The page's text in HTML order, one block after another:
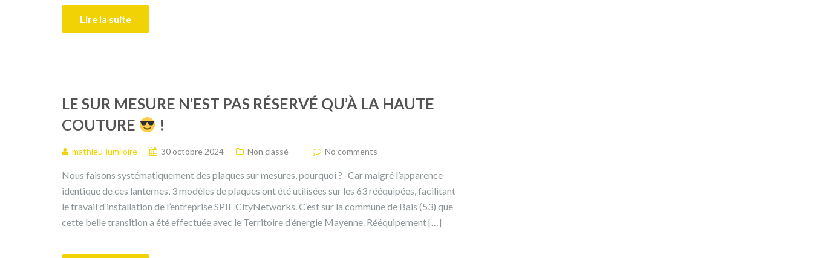
Lire la suite
LE SUR MESURE N’EST PAS RÉSERVÉ QU’À LA HAUTE
COUTURE
!
mathieu-lumiloire 30 octobre 2024 Non classé No comments
Nous faisons systématiquement des plaques sur mesures, pourquoi ? -Car malgré l’apparence
identique de ces lanternes, 3 modèles de plaques ont été utilisées sur les 63 rééquipées, facilitant
le travail d’installation de l’entreprise SPIE CityNetworks. C’est sur la commune de Bais (53) que
cette belle transition a été effectuée avec le Territoire d’énergie Mayenne. Rééquipement […]